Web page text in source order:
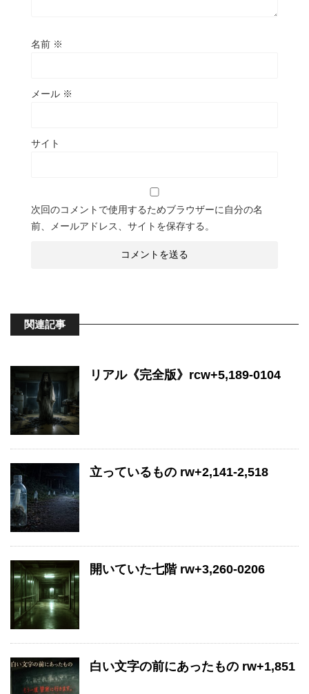
名前 ※
メール ※
サイト
次回のコメントで使用するためブラウザーに自分の名
前、メールアドレス、サイトを保存する。
関連記事
リアル《完全版》rcw+5,189-0104
立っているもの rw+2,141-2,518
開いていた七階 rw+3,260-0206
白い文字の前にあったもの rw+1,851